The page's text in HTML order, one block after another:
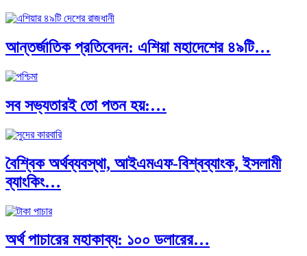
আন্তর্জাতিক প্রতিবেদন: এশিয়া মহাদেশের ৪৯টি…
সব সভ্যতারই তো পতন হয়:…
বৈশ্বিক অর্থব্যবস্থা, আইএমএফ-বিশ্বব্যাংক, ইসলামী
ব্যাংকিং…
অর্থ পাচারের মহাকাব্য: ১০০ ডলারের…